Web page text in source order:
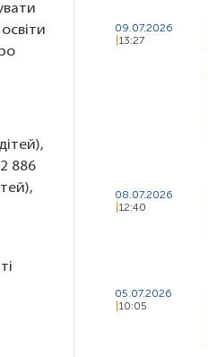
886
09.07.2026
13:27
08.07.2026
12:40
05.07.2026
10:05